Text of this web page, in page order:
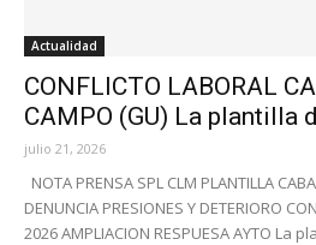
Actualidad
CONFLICTO LABORAL
CAMPO (GU) La plantilla
julio 21, 2026
NOTA PRENSA SPL CLM PLANTILLA
DENUNCIA PRESIONES Y DETERIORO
2026 AMPLIACION RESPUESA AYTO La